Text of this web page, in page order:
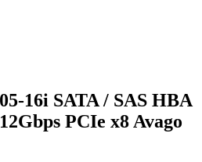
16i SATA / SAS HBA
PCIe x8 Avago